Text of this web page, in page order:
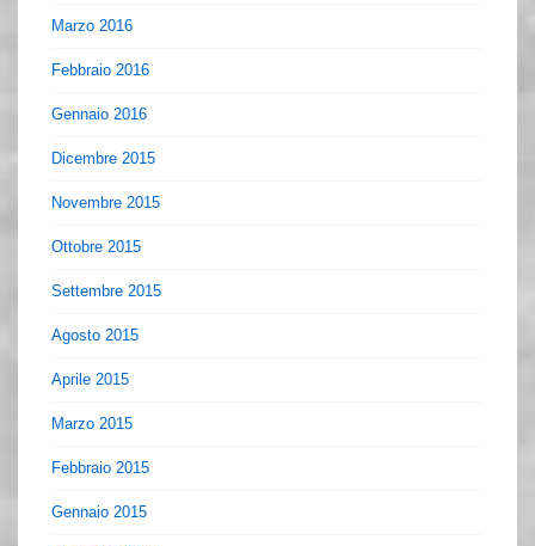
Marzo 2016
Febbraio 2016
Gennaio 2016
Dicembre 2015
Novembre 2015
Ottobre 2015
Settembre 2015
Agosto 2015
Aprile 2015
Marzo 2015
Febbraio 2015
Gennaio 2015